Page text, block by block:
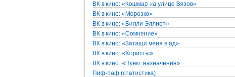
ВК в кино: «Кошмар на улице Вязов»
ВК в кино: «Морозко»
ВК в кино: «Билли Эллиот»
ВК в кино: «Сомнение»
ВК в кино: «Затащи меня в ад»
ВК в кино: «Хористы»
ВК в кино: «Пункт назначения»
Пиф-паф (статистика)